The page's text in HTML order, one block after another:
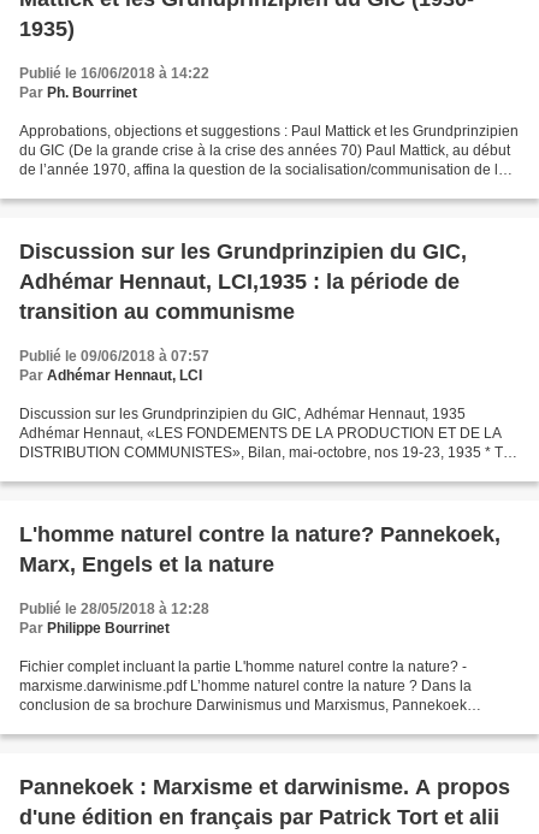
1935)
Publié le 16/06/2018 à 14:22
Par Ph. Bourrinet
Approbations, objections et suggestions : Paul Mattick et les Grundprinzipien
du GIC (De la grande crise à la crise des années 70) Paul Mattick, au début
de l’année 1970, affina la question de la socialisation/communisation de la
Discussion sur les Grundprinzipien du GIC,
Adhémar Hennaut, LCI,1935 : la période de
transition au communisme
Publié le 09/06/2018 à 07:57
Par Adhémar Hennaut, LCI
Discussion sur les Grundprinzipien du GIC, Adhémar Hennaut, 1935
Adhémar Hennaut, «LES FONDEMENTS DE LA PRODUCTION ET DE LA
DISTRIBUTION COMMUNISTES», Bilan, mai-octobre, nos 19-23, 1935 * Tel
L'homme naturel contre la nature? Pannekoek,
Marx, Engels et la nature
Publié le 28/05/2018 à 12:28
Par Philippe Bourrinet
Fichier complet incluant la partie L'homme naturel contre la nature? -
marxisme.darwinisme.pdf L’homme naturel contre la nature ? Dans la
conclusion de sa brochure Darwinismus und Marxismus, Pannekoek
Pannekoek : Marxisme et darwinisme. A propos
d'une édition en français par Patrick Tort et alii